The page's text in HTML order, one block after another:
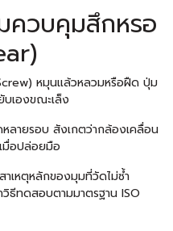
ควบคุมสึกหรอ
หมุนแล้วหลวมหรือฝืด ปุ่ม
เองขณะเล็ง
ลายรอบ สังเกตว่ากล้องเคลื่อน
มื่อปล่อยมือ
าเหตุหลักของมุมที่วัดไม่ซ้ำ
ธีทดสอบตามมาตรฐาน ISO